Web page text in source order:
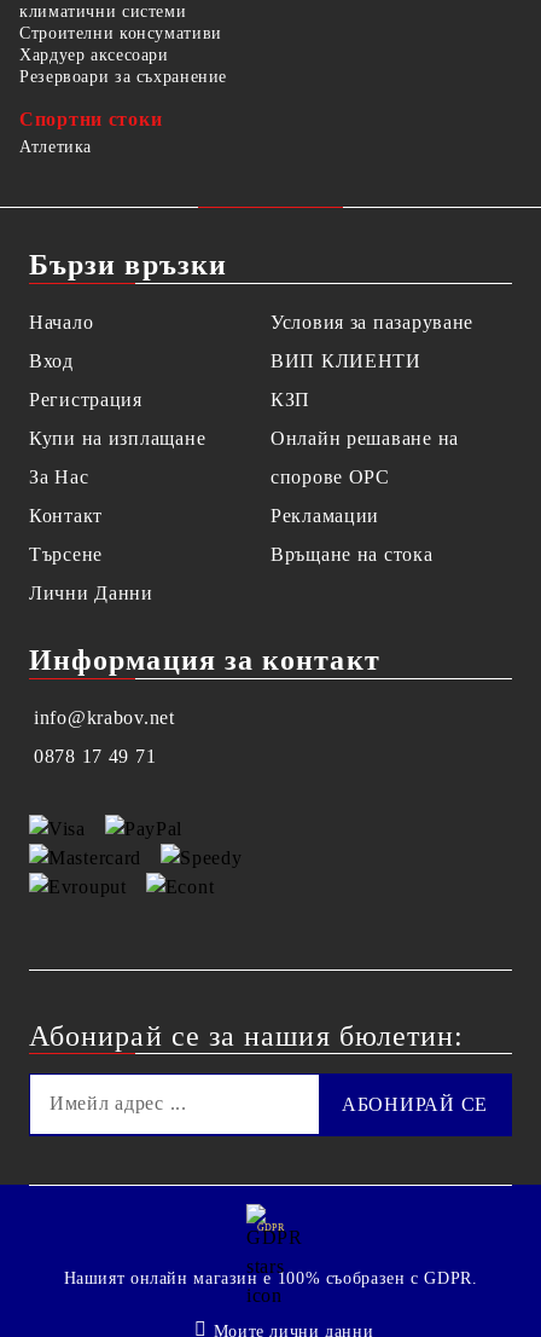
климатични системи
Строителни консумативи
Хардуер аксесоари
Резервоари за съхранение
Спортни стоки
Атлетика
Бързи връзки
Начало
Вход
Регистрация
Купи на изплащане
За Нас
Контакт
Търсене
Лични Данни
Условия за пазаруване
ВИП КЛИЕНТИ
КЗП
Онлайн решаване на
спорове OPC
Рекламации
Връщане на стока
Информация за контакт
info@krabov.net
0878 17 49 71
Абонирай се за нашия бюлетин:
GDPR
Нашият онлайн магазин е 100% съобразен с GDPR.
Моите лични данни